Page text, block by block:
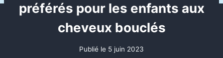
préférés pour les enfants aux
cheveux bouclés
Publié le 5 juin 2023